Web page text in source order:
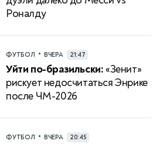
Роналду
ФУТБОЛ • ВЧЕРА 21:47
Уйти по-бразильски:«Зенит»
рискует недосчитаться Энрике
после ЧМ-2026
ФУТБОЛ • ВЧЕРА 20:45